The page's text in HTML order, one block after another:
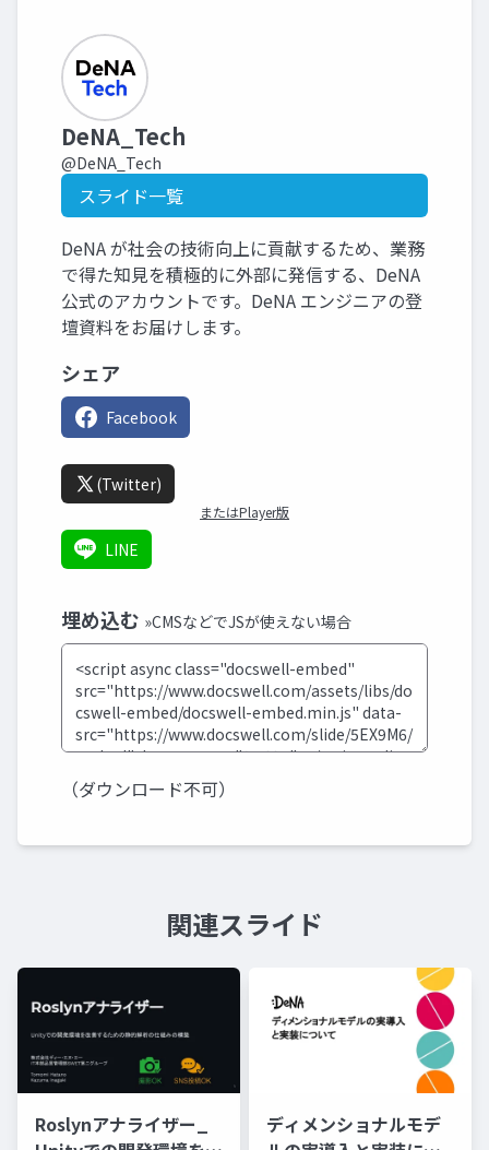
DeNA_Tech
@DeNA_Tech
スライド一覧
DeNA が社会の技術向上に貢献するため、業務
で得た知見を積極的に外部に発信する、DeNA
公式のアカウントです。DeNA エンジニアの登
壇資料をお届けします。
シェア
Facebook
(Twitter)
またはPlayer版
LINE
埋め込む »CMSなどでJSが使えない場合
（ダウンロード不可）
関連スライド
Roslynアナライザー_
ディメンショナルモデ